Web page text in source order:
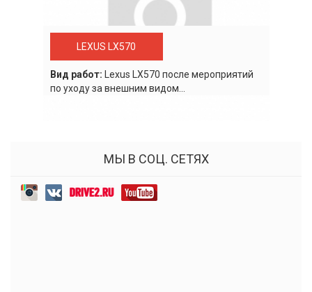
LEXUS LX570
Вид работ: Lexus LХ570 после мероприятий
по уходу за внешним видом...
МЫ В СОЦ. СЕТЯХ